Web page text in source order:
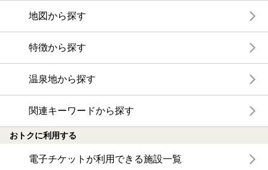
地図から探す
特徴から探す
温泉地から探す
関連キーワードから探す
おトクに利用する
電子チケットが利用できる施設一覧